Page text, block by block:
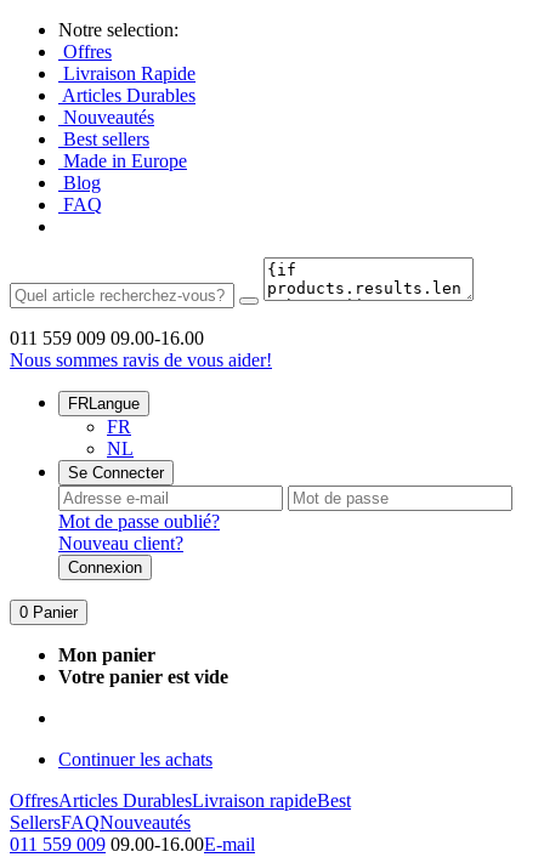
Notre selection:
Offres
Livraison Rapide
Articles Durables
Nouveautés
Best sellers
Made in Europe
Blog
FAQ
011 559 009 09.00-16.00
Nous sommes ravis de vous aider!
FRLangue
FR
NL
Se Connecter
Mot de passe oublié?
Nouveau client?
Connexion
0 Panier
Mon panier
Votre panier est vide
Continuer les achats
OffresArticles DurablesLivraison rapideBest
SellersFAQNouveautés
011 559 009 09.00-16.00E-mail